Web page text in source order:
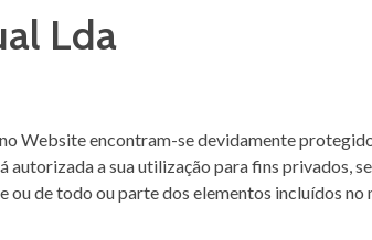
Lda
Website encontram-se devidamente
a sua utilização para fins privados,
de todo ou parte dos elementos incluídos